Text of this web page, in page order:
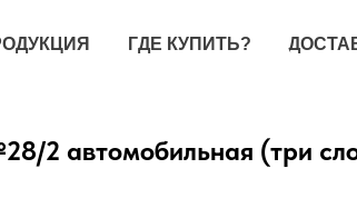
ГДЕ КУПИТЬ?
2 автомобильная (три